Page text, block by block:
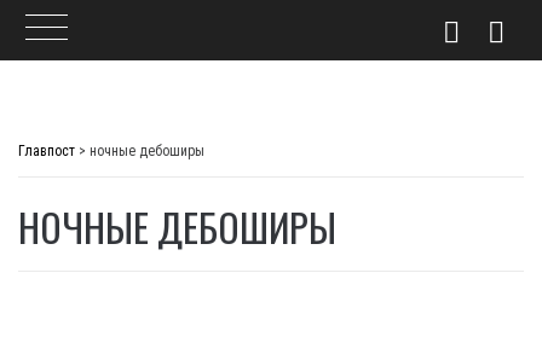
Главпост > ночные дебоширы
НОЧНЫЕ ДЕБОШИРЫ